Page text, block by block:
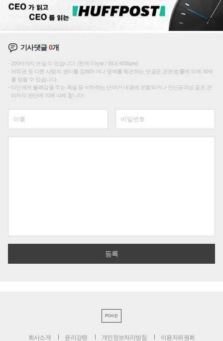
기사댓글0개
200자까지 쓰실 수 있습니다. (현재 0 byte / 최대 400byte)
저작권 등 다른 사람의 권리를 침해하거나 명예를 훼손하는 댓글은 관련 법률에 의해 제재
를 받을 수 있습니다.
타인에게 불쾌감을 주는 욕설 등 비하하는 단어가 내용에 포함되거나 인신공격성 글은 관
리자의 판단에 의해 삭제 합니다.
PC버전
회사소개 윤리강령 개인정보처리방침 이용자위원회